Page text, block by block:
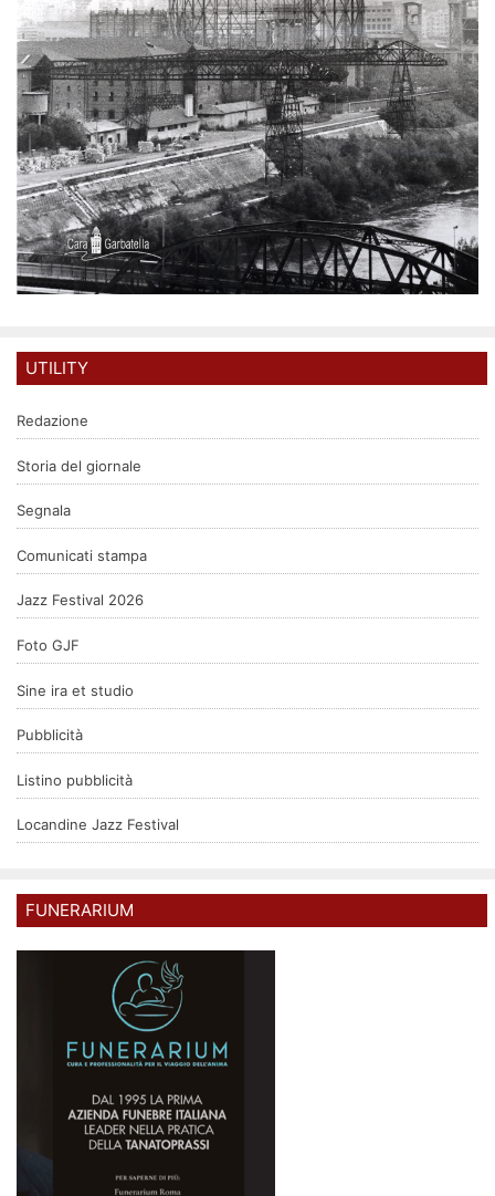
UTILITY
Redazione
Storia del giornale
Segnala
Comunicati stampa
Jazz Festival 2026
Foto GJF
Sine ira et studio
Pubblicità
Listino pubblicità
Locandine Jazz Festival
FUNERARIUM